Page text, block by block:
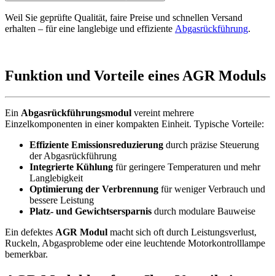
Weil Sie geprüfte Qualität, faire Preise und schnellen Versand
erhalten – für eine langlebige und effiziente Abgasrückführung.
Funktion und Vorteile eines AGR Moduls
Ein Abgasrückführungsmodul vereint mehrere
Einzelkomponenten in einer kompakten Einheit. Typische Vorteile:
Effiziente Emissionsreduzierung durch präzise Steuerung
der Abgasrückführung
Integrierte Kühlung für geringere Temperaturen und mehr
Langlebigkeit
Optimierung der Verbrennung für weniger Verbrauch und
bessere Leistung
Platz- und Gewichtsersparnis durch modulare Bauweise
Ein defektes AGR Modul macht sich oft durch Leistungsverlust,
Ruckeln, Abgasprobleme oder eine leuchtende Motorkontrolllampe
bemerkbar.